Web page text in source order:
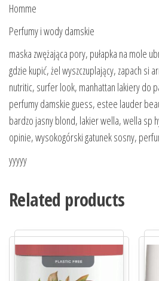
Homme
Perfumy i wody damskie
maska zwężająca pory, pułapka na mole
gdzie kupić, żel wyszczuplający, zapach si
nutritic, surfer look, manhattan lakiery do
perfumy damskie guess, estee lauder
bardzo jasny blond, lakier wella, wella sp
opinie, wysokogórski gatunek sosny,
yyyyy
Related products